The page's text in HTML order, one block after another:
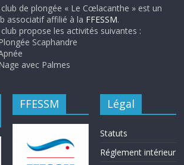
de plongée « Le Cœlacanthe » est un
associatif affilié à la FFESSM.
propose les activités suivantes :
Scaphandre
avec Palmes
FFESSM Légal
Statuts
Réglement intérieur